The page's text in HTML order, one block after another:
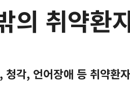
의 취약환
각, 언어장애 등 취약환